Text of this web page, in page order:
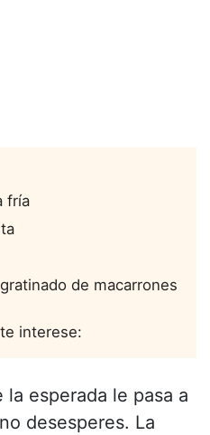
fría
de macarrones
interese:
la esperada le pasa a
desesperes. La